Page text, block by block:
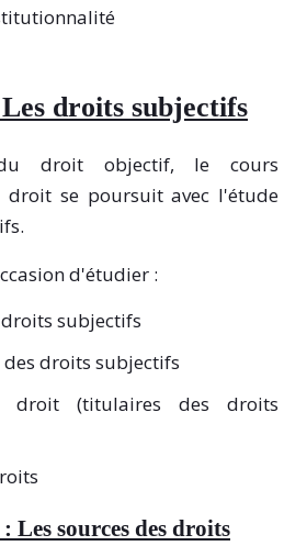
droits subjectifs
droit objectif, le cours
se poursuit avec l'étude
d'étudier :
subjectifs
droits subjectifs
droit (titulaires des droits
Les sources des droits